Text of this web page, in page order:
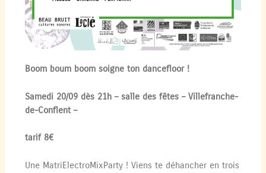
Boom boum boom soigne ton dancefloor !
Samedi 20/09 dès 21h – salle des fêtes – Villefranche-
de-Conflent –
tarif 8€
Une MatriElectroMixParty ! Viens te déhancher en trois